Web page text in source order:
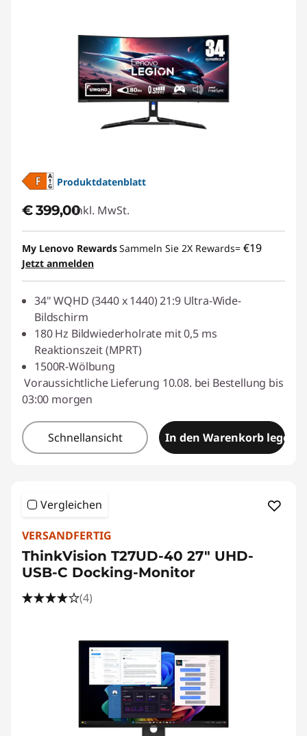
Produktdatenblatt
€ 399,00Inkl. MwSt.
My Lenovo RewardsSammeln Sie 2X Rewards= €19
Jetzt anmelden
34" WQHD (3440 x 1440) 21:9 Ultra-Wide-
Bildschirm
180 Hz Bildwiederholrate mit 0,5 ms
Reaktionszeit (MPRT)
1500R-Wölbung
Voraussichtliche Lieferung 10.08. bei Bestellung bis
03:00 morgen
Schnellansicht In den Warenkorb legen
Vergleichen
VERSANDFERTIG
ThinkVision T27UD-40 27" UHD-
USB-C Docking-Monitor
(4)